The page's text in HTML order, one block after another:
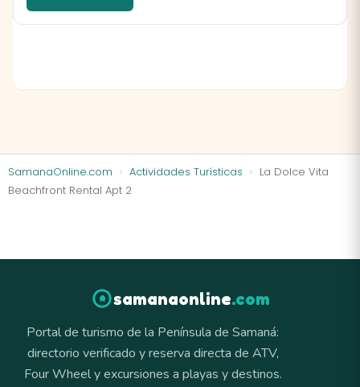
SamanaOnline.com Actividades Turísticas
La Dolce Vita
Beachfront Rental Apt 2
samanaonline.com
Portal de turismo de la Península de Samaná:
directorio verificado y reserva directa de ATV,
Four Wheel y excursiones a playas y destinos.